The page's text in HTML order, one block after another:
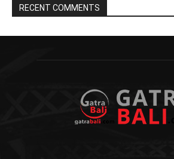
RECENT COMMENTS